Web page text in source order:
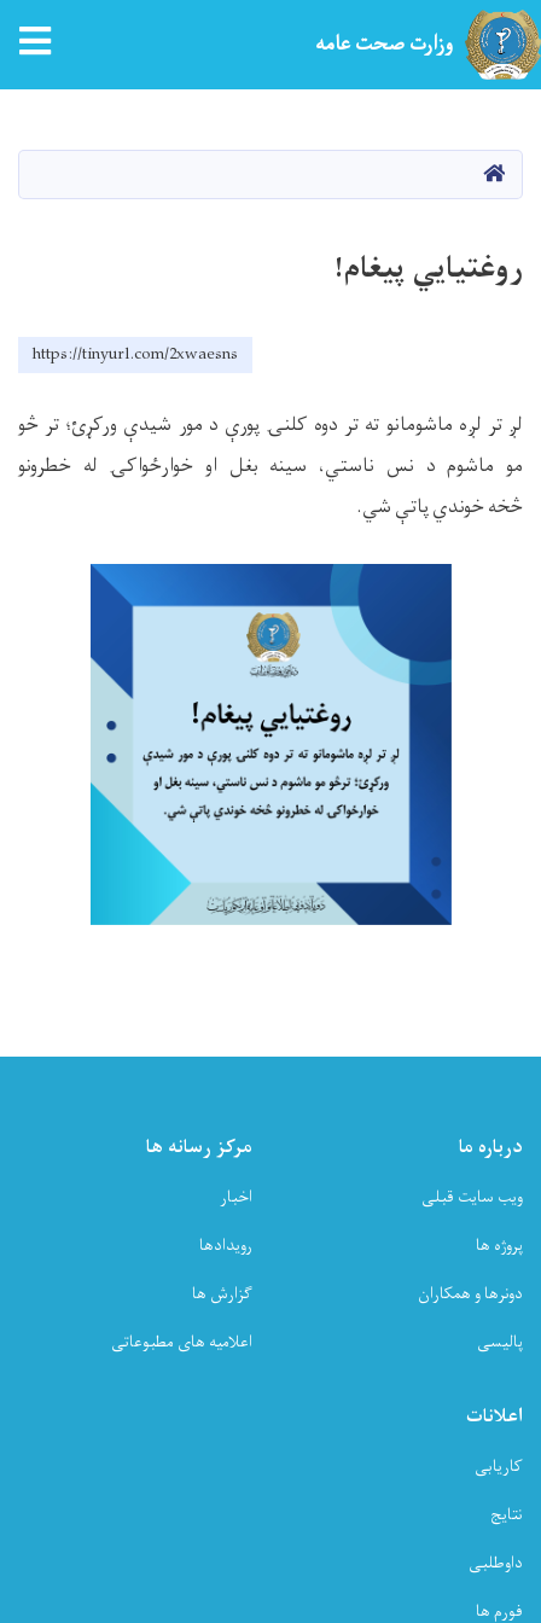
content
وزارت صحت عامه
HOME
روغتیايي پیغام!
https://tinyurl.com/2xwaesns
لږ تر لږه ماشومانو ته تر دوه کلنۍ پورې د مور شیدې ورکړئ؛ تر څو
مو ماشوم د نس ناستي، سینه بغل او خوارځواکۍ له خطرونو
څخه خوندي پاتې شي.
درباره ما
ویب سایت قبلی
پروژه ها
دونرها و همکاران
پالیسی
مرکز رسانه ها
اخبار
رویدادها
گزارش ها
اعلامیه های مطبوعاتی
اعلانات
کاریابی
نتایج
داوطلبی
فورم ها